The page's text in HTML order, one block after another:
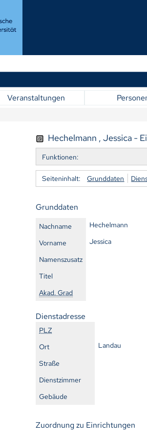
Veranstaltungen
Hechelmann , Jessica -
Funktionen:
Seiteninhalt: Grunddaten
Grunddaten
Nachname Hechelmann
Vorname
Jessica
Namenszusatz
Titel
Akad. Grad
Dienstadresse
PLZ
Ort
Landau
Straße
Dienstzimmer
Gebäude
Zuordnung zu Einrichtungen